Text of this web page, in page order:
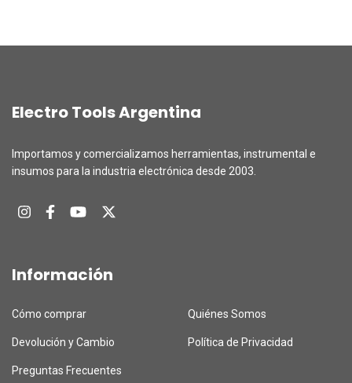
Electro Tools Argentina
Importamos y comercializamos herramientas, instrumental e
insumos para la industria electrónica desde 2003.
Información
Cómo comprar Quiénes Somos
Devolución y Cambio Política de Privacidad
Preguntas Frecuentes